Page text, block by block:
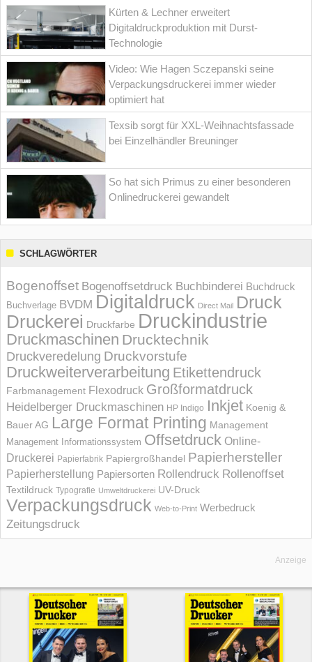
Kürten & Lechner erweitert
Digitaldruckproduktion mit Durst-
Technologie
Video: Wie Hagen Sczepanski seine
Verpackungsdruckerei immer wieder
optimiert hat
Texsib sorgt für XXL-Weihnachtsfassade
bei Einzelhändler Breuninger
So hat sich Primus zu einer besonderen
Onlinedruckerei gewandelt
SCHLAGWÖRTER
Bogenoffset Bogenoffsetdruck Buchbinderei Buchdruck
Buchverlage BVDM Digitaldruck Direct Mail Druck
Druckerei Druckfarbe Druckindustrie
Druckmaschinen Drucktechnik
Druckveredelung Druckvorstufe
Druckweiterverarbeitung Etikettendruck
Farbmanagement Flexodruck Großformatdruck
Heidelberger Druckmaschinen HP Indigo Inkjet Koenig &
Bauer AG Large Format Printing Management
Management Informations­system Offsetdruck Online-
Druckerei Papierfabrik Papiergroßhandel Papierhersteller
Papierherstellung Papiersorten Rollendruck Rollenoffset
Textildruck Typografie Umweltdruckerei UV-Druck
Verpackungsdruck Web-to-Print Werbedruck
Zeitungsdruck
Anzeige